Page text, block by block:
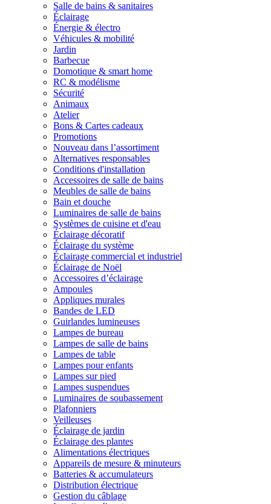
Salle de bains & sanitaires
Éclairage
Énergie & électro
Véhicules & mobilité
Jardin
Barbecue
Domotique & smart home
RC & modélisme
Sécurité
Animaux
Atelier
Bons & Cartes cadeaux
Promotions
Nouveau dans l’assortiment
Alternatives responsables
Conditions d'installation
Accessoires de salle de bains
Meubles de salle de bains
Bain et douche
Luminaires de salle de bains
Systèmes de cuisine et d'eau
Éclairage décoratif
Éclairage du système
Éclairage commercial et industriel
Éclairage de Noël
Accessoires d’éclairage
Ampoules
Appliques murales
Bandes de LED
Guirlandes lumineuses
Lampes de bureau
Lampes de salle de bains
Lampes de table
Lampes pour enfants
Lampes sur pied
Lampes suspendues
Luminaires de soubassement
Plafonniers
Veilleuses
Éclairage de jardin
Éclairage des plantes
Alimentations électriques
Appareils de mesure & minuteurs
Batteries & accumulateurs
Distribution électrique
Gestion du câblage